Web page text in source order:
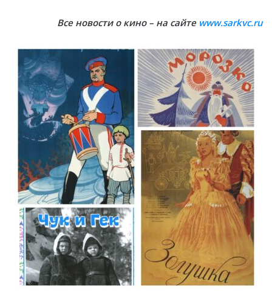
Все новости о кино – на сайте www.sarkvc.ru